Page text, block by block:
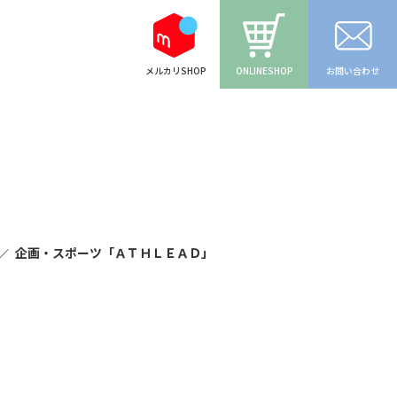
メルカリSHOP ONLINESHOP お問い合わせ
企画・スポーツ「ＡＴＨＬＥＡＤ」